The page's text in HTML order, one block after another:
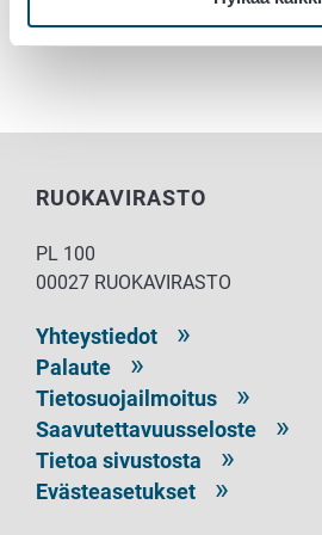
RUOKAVIRASTO
PL 100
00027 RUOKAVIRASTO
Yhteystiedot
Palaute
Tietosuojailmoitus
Saavutettavuusseloste
Tietoa sivustosta
Evästeasetukset